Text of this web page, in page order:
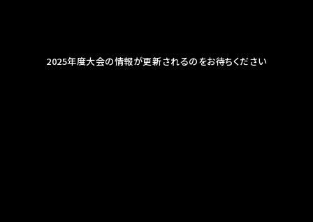
2025年度大会の情報が更新されるのをお待ちください